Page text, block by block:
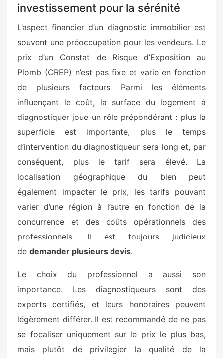
investissement pour la sérénité
L’aspect financier d’un diagnostic immobilier est
souvent une préoccupation pour les vendeurs. Le
prix d’un Constat de Risque d’Exposition au
Plomb (CREP) n’est pas fixe et varie en fonction
de plusieurs facteurs. Parmi les éléments
influençant le coût, la surface du logement à
diagnostiquer joue un rôle prépondérant : plus la
superficie est importante, plus le temps
d’intervention du diagnostiqueur sera long et, par
conséquent, plus le tarif sera élevé. La
localisation géographique du bien peut
également impacter le prix, les tarifs pouvant
varier d’une région à l’autre en fonction de la
concurrence et des coûts opérationnels des
professionnels. Il est toujours judicieux
de demander plusieurs devis.
Le choix du professionnel a aussi son
importance. Les diagnostiqueurs sont des
experts certifiés, et leurs honoraires peuvent
légèrement différer. Il est recommandé de ne pas
se focaliser uniquement sur le prix le plus bas,
mais plutôt de privilégier la qualité de la